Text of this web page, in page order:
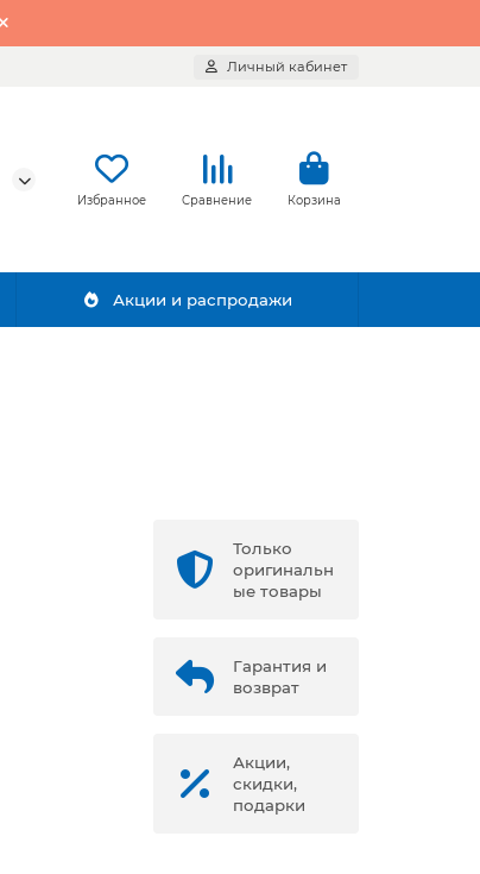
Личный кабинет
Избранное Сравнение Корзина
Акции и распродажи
Только
оригинальн
ые товары
Гарантия и
возврат
Акции,
скидки,
подарки